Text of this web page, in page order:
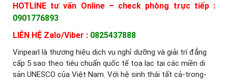
HOTLINE tư vấn Online – check phòng trực tiếp :
0901776893
LIÊN HỆ Zalo/Viber : 0825437888
Vinpearl là thương hiệu dịch vụ nghỉ dưỡng và giải trí đẳng
cấp 5 sao theo tiêu chuẩn quốc tế tọa lạc tại các miền di
sản UNESCO của Việt Nam. Với hệ sinh thái tất cả-trong-